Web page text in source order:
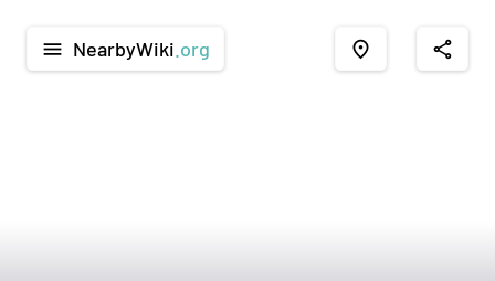
menu NearbyWiki .org place share